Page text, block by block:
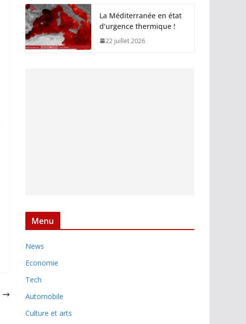
La Méditerranée en état
d’urgence thermique !
22 juillet 2026
Menu
News
Economie
Tech
Automobile
Culture et arts